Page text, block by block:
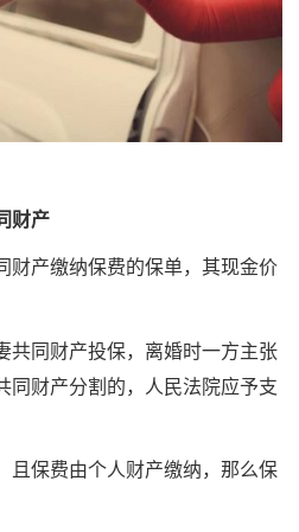
财产
财产缴纳保费的保单，其现金价
共同财产投保，离婚时一方主张
同财产分割的，人民法院应予支
且保费由个人财产缴纳，那么保